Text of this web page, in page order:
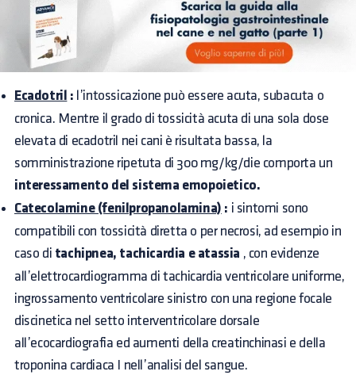
Ecadotril : l’intossicazione può essere acuta, subacuta o
cronica. Mentre il grado di tossicità acuta di una sola dose
elevata di ecadotril nei cani è risultata bassa, la
somministrazione ripetuta di 300 mg/kg/die comporta un
interessamento del sistema emopoietico.
Catecolamine (fenilpropanolamina) : i sintomi sono
compatibili con tossicità diretta o per necrosi, ad esempio in
caso di tachipnea, tachicardia e atassia , con evidenze
all’elettrocardiogramma di tachicardia ventricolare uniforme,
ingrossamento ventricolare sinistro con una regione focale
discinetica nel setto interventricolare dorsale
all’ecocardiografia ed aumenti della creatinchinasi e della
troponina cardiaca I nell’analisi del sangue.